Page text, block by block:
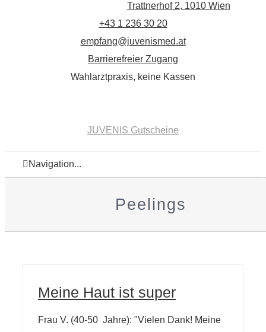
Trattnerhof 2, 1010 Wien
+43 1 236 30 20
empfang@juvenismed.at
Barrierefreier Zugang
Wahlarztpraxis, keine Kassen
JUVENIS Gutscheine
Navigation...
Peelings
Meine Haut ist super
Frau V. (40-50 Jahre): "Vielen Dank! Meine